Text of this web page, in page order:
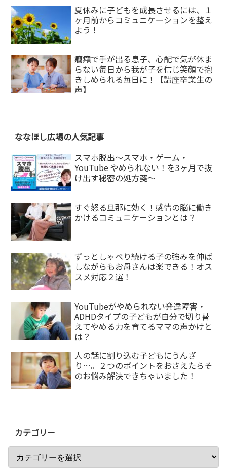
夏休みに子どもを成長させるには、１
ヶ月前からコミュニケーションを整え
よう！
癇癪で手が出る息子、心配で気が休ま
らない毎日から我が子を信じ笑顔で抱
きしめられる毎日に！【講座卒業生の
声】
ななほし広場の人気記事
スマホ脱出〜スマホ・ゲーム・
YouTube やめられない！を3ヶ月で抜
け出す秘密の処方箋〜
すぐ怒る旦那に効く！感情の脳に働き
かけるコミュニケーションとは？
ずっとしゃべり続ける子の強みを伸ば
しながらもお母さんは楽できる！オス
スメ対応２選！
YouTubeがやめられない発達障害・
ADHDタイプの子どもが自分で切り替
えてやめる力を育てるママの声かけと
は？
人の話に割り込む子どもにうんざ
り…。２つのポイントをおさえたらそ
のお悩み解決できちゃいました！
カテゴリー